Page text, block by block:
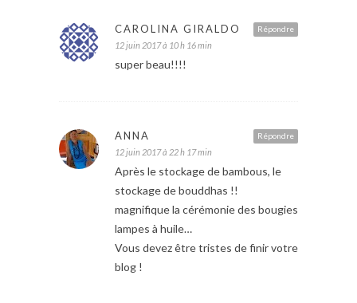
Répondre
CAROLINA GIRALDO
12 juin 2017 à 10 h 16 min
super beau!!!!
Répondre
ANNA
12 juin 2017 à 22 h 17 min
Après le stockage de bambous, le
stockage de bouddhas !!
magnifique la cérémonie des bougies
lampes à huile…
Vous devez être tristes de finir votre
blog !